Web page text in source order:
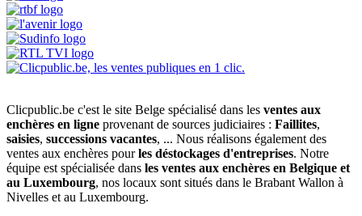
Clicpublic.be c'est le site Belge spécialisé dans les ventes aux
enchères en ligne provenant de sources judiciaires : Faillites,
saisies, successions vacantes, ... Nous réalisons également des
ventes aux enchères pourles déstockages d'entreprises. Notre
équipe est spécialisée dans les ventes aux enchères en Belgique et
au Luxembourg, nos locaux sont situés dans le Brabant Wallon à
Nivelles et au Luxembourg.